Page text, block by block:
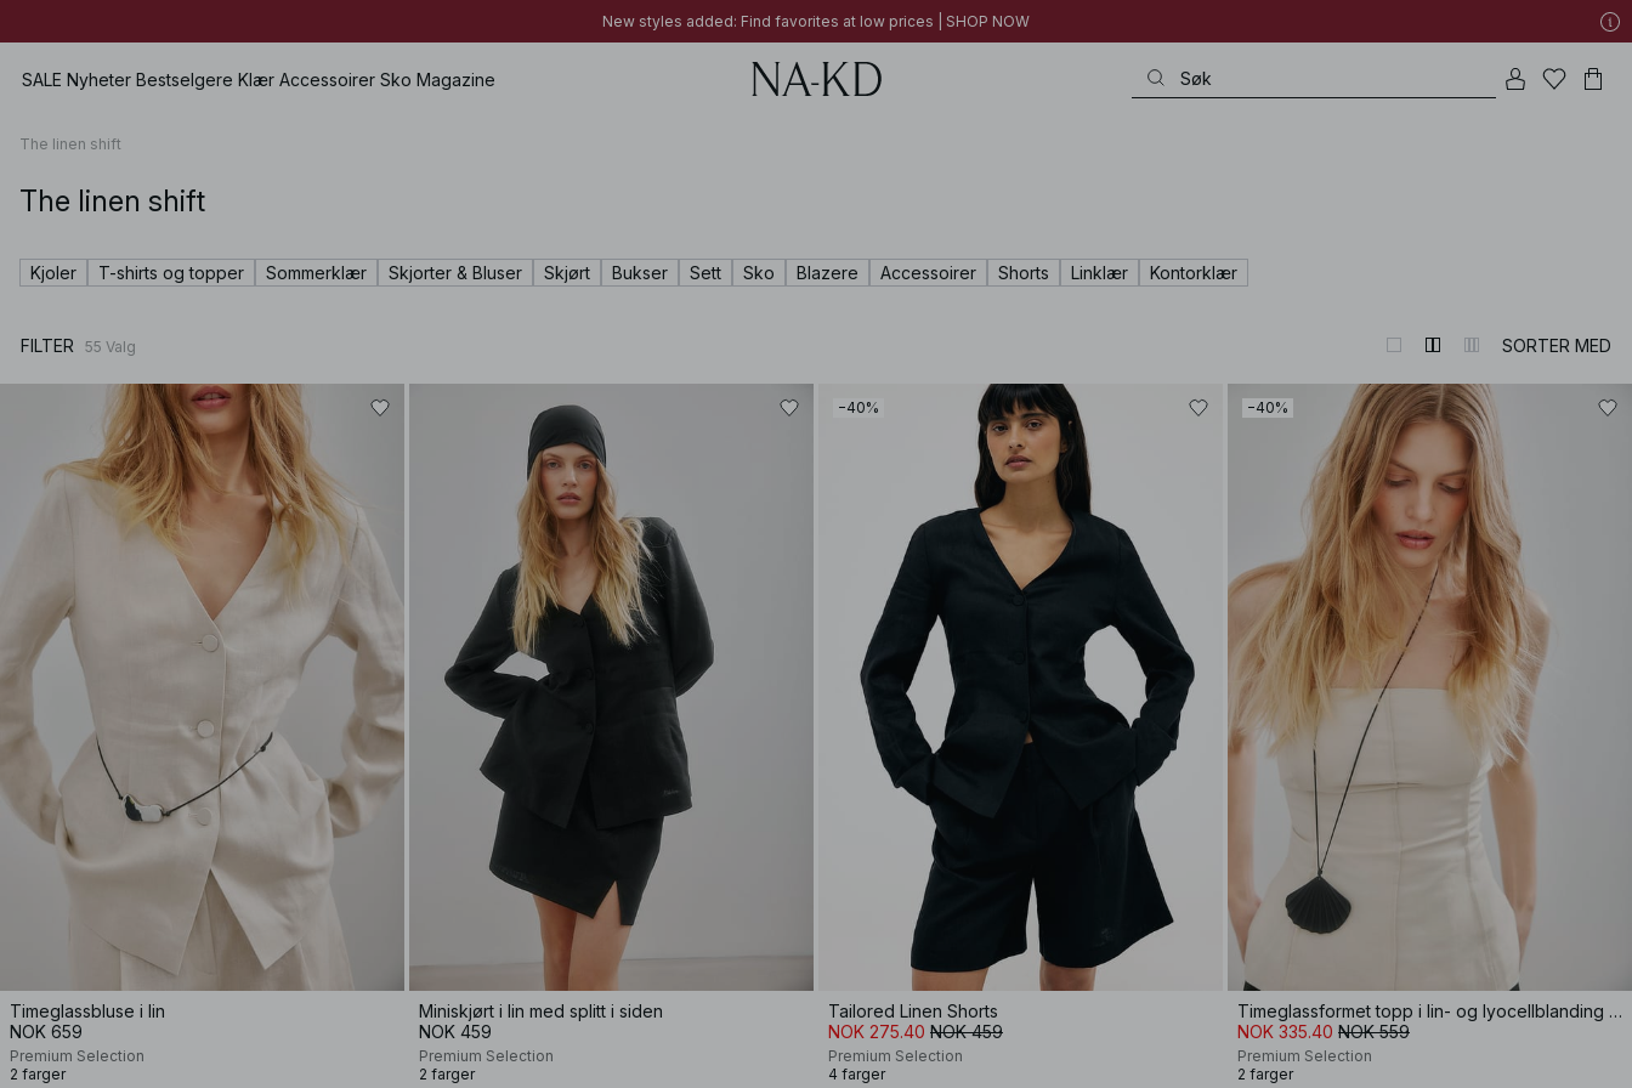
FINAL SALE | SHOP NOW
FINAL SALE | SHOP NOW
New styles added: Find favorites at low prices | SHOP NOW
SALE Nyheter Bestselgere Klær Accessoirer Sko Magazine
Vis alle
Kjoler
Gensere
Skjorter & Bluser
Kåper & Jakker
Blazere
Badetøy
Premium Selection
Kommer snart
Se alle
Smykker
Belter
Hatter & Skyggeluer
Håraccessoirer
Se alle
Høyhælte sko
Boots
The linen shift
The linen shift
Kjoler T-shirts og topper Sommerklær Skjorter & Bluser Skjørt Bukser Sett Sko Blazere Accessoirer Shorts Linklær Kontorklær
FILTER 55 Valg SORTER MED
Timeglassbluse i lin
NOK 659
Premium Selection
2 farger
Miniskjørt i lin med splitt i siden
NOK 459
Premium Selection
2 farger
−40%
Tailored Linen Shorts
NOK 275.40 NOK 459
Premium Selection
4 farger
−40%
Timeglassformet topp i lin- og lyocellblanding med sømdetaljer
NOK 335.40 NOK 559
Premium Selection
2 farger